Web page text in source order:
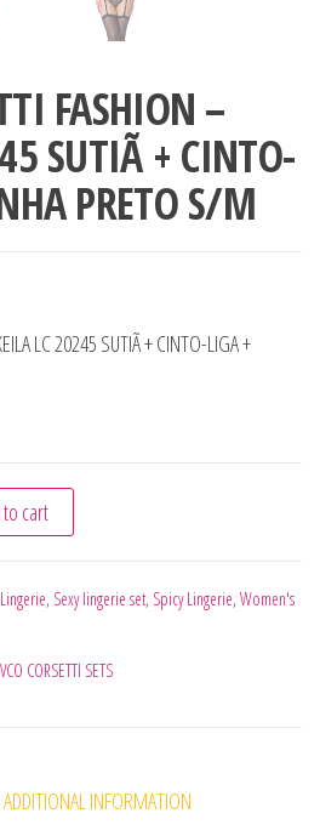
FASHION –
SUTIÃ + CINTO-
PRETO S/M
LC 20245 SUTIÃ + CINTO-LIGA +
- KEILA LC 20245 SUTIÃ +
cart
, Sexy lingerie set, Spicy Lingerie, Women's
CORSETTI SETS
ADDITIONAL INFORMATION